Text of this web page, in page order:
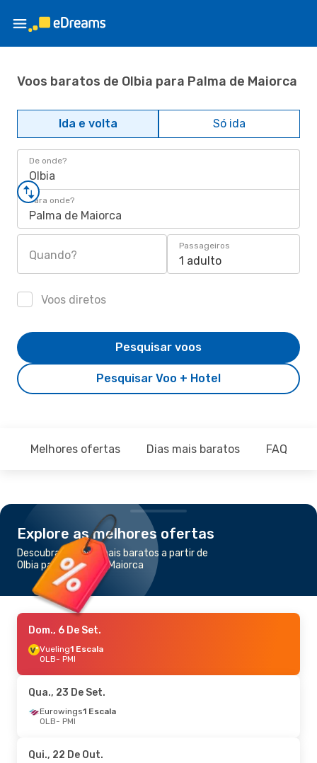
Voos baratos de Olbia para Palma de Maiorca
Ida e volta Só ida
De onde?
Olbia
Para onde?
Palma de Maiorca
Quando?
Passageiros
1 adulto
Voos diretos
Pesquisar Voo + Hotel
Pesquisar voos
Melhores ofertas Dias mais baratos FAQ
Explore as melhores ofertas
Descubra os voos mais baratos a partir de
Olbia para Palma de Maiorca
Dom., 6 De Set.
Vueling1 Escala
OLB- PMI
Qua., 23 De Set.
Eurowings1 Escala
OLB- PMI
Qui., 22 De Out.